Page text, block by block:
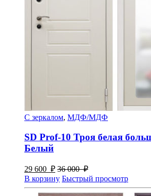
С зеркалом, МДФ/МДФ
SD Prof-10 Троя белая
Белый
29 600 ₽ 36 000 ₽
В корзину Быстрый просмотр